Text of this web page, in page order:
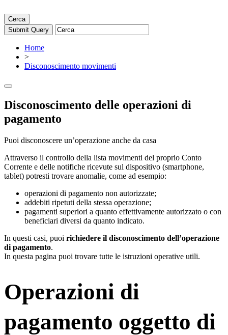
Cerca
Home
>
Disconoscimento movimenti
Disconoscimento delle operazioni di
pagamento
Puoi disconoscere un’operazione anche da casa
Attraverso il controllo della lista movimenti del proprio Conto
Corrente e delle notifiche ricevute sul dispositivo (smartphone,
tablet) potresti trovare anomalie, come ad esempio:
operazioni di pagamento non autorizzate;
addebiti ripetuti della stessa operazione;
pagamenti superiori a quanto effettivamente autorizzato o con
beneficiari diversi da quanto indicato.
In questi casi, puoi richiedere il disconoscimento dell’operazione
di pagamento.
In questa pagina puoi trovare tutte le istruzioni operative utili.
Operazioni di
pagamento oggetto di